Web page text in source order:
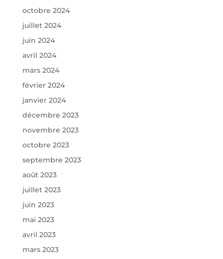
octobre 2024
juillet 2024
juin 2024
avril 2024
mars 2024
février 2024
janvier 2024
décembre 2023
novembre 2023
octobre 2023
septembre 2023
août 2023
juillet 2023
juin 2023
mai 2023
avril 2023
mars 2023